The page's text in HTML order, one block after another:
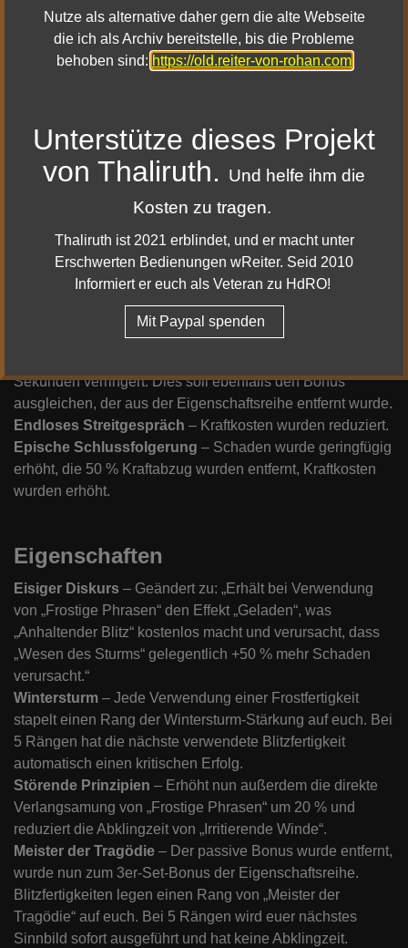
4 ausgerüstet:
Erhält gelegentlich den Effekt „Geladen“, was
verursacht.
Pro ausgerüstete „Einsamer Donner“-Eigenschaft +3 %
Blitz- und Frostschaden.
Fertigkeiten
– Erhöhter Schaden, der den Bonus
ausgleicht, der aus der Eigenschaftsreihe entfernt wurde.
Sekunden verringert. Dies soll ebenfalls den Bonus
ausgleichen, der aus der Eigenschaftsreihe entfernt wurde.
Endloses Streitgespräch – Kraftkosten wurden reduziert.
Epische Schlussfolgerung – Schaden wurde geringfügig
erhöht, die 50 % Kraftabzug wurden entfernt, Kraftkosten
wurden erhöht.
Eigenschaften
Eisiger Diskurs – Geändert zu: „Erhält bei Verwendung
von „Frostige Phrasen“ den Effekt „Geladen“, was
„Anhaltender Blitz“ kostenlos macht und verursacht, dass
„Wesen des Sturms“ gelegentlich +50 % mehr Schaden
verursacht.“
Wintersturm – Jede Verwendung einer Frostfertigkeit
stapelt einen Rang der Wintersturm-Stärkung auf euch. Bei
5 Rängen hat die nächste verwendete Blitzfertigkeit
automatisch einen kritischen Erfolg.
Störende Prinzipien – Erhöht nun außerdem die direkte
Verlangsamung von „Frostige Phrasen“ um 20 % und
reduziert die Abklingzeit von „Irritierende Winde“.
Meister der Tragödie – Der passive Bonus wurde entfernt,
wurde nun zum 3er-Set-Bonus der Eigenschaftsreihe.
Blitzfertigkeiten legen einen Rang von „Meister der
Tragödie“ auf euch. Bei 5 Rängen wird euer nächstes
Sinnbild sofort ausgeführt und hat keine Abklingzeit.
Nutze als alternative daher gern die alte Webseite
die ich als Archiv bereitstelle, bis die Probleme
behoben sind: https://old.reiter-von-rohan.com
Unterstütze dieses Projekt
von Thaliruth.
Und helfe ihm die
Kosten zu tragen.
Thaliruth ist 2021 erblindet, und er macht unter
Erschwerten Bedienungen wReiter. Seid 2010
Informiert er euch als Veteran zu HdRO!
Mit Paypal spenden